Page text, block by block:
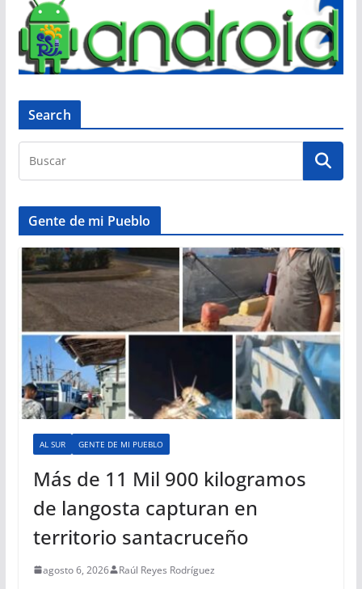
Search
Gente de mi Pueblo
AL SUR GENTE DE MI PUEBLO
Más de 11 Mil 900 kilogramos
de langosta capturan en
territorio santacruceño
agosto 6, 2026 Raúl Reyes Rodríguez